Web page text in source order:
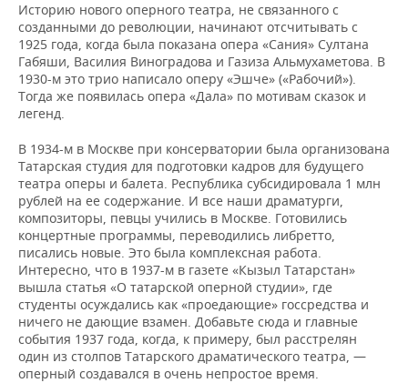
Историю нового оперного театра, не связанного с
созданными до революции, начинают отсчитывать с
1925 года, когда была показана опера «Сания» Султана
Габяши, Василия Виноградова и Газиза Альмухаметова. В
1930-м это трио написало оперу «Эшче» («Рабочий»).
Тогда же появилась опера «Дала» по мотивам сказок и
легенд.
В 1934-м в Москве при консерватории была организована
Татарская студия для подготовки кадров для будущего
театра оперы и балета. Республика субсидировала 1 млн
рублей на ее содержание. И все наши драматурги,
композиторы, певцы учились в Москве. Готовились
концертные программы, переводились либретто,
писались новые. Это была комплексная работа.
Интересно, что в 1937-м в газете «Кызыл Татарстан»
вышла статья «О татарской оперной студии», где
студенты осуждались как «проедающие» госсредства и
ничего не дающие взамен. Добавьте сюда и главные
события 1937 года, когда, к примеру, был расстрелян
один из столпов Татарского драматического театра, —
оперный создавался в очень непростое время.